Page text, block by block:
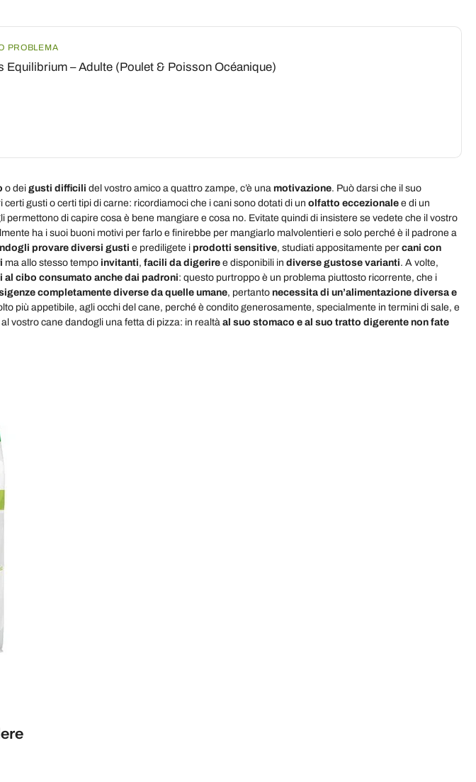
PROBLEMA
Equilibrium – Adulte (Poulet & Poisson Océanique)
o dei gusti difficili del vostro amico a quattro zampe, c’è una motivazione. Può darsi che il suo
certi gusti o certi tipi di carne: ricordiamoci che i cani sono dotati di un olfatto eccezionale e di un
di capire cosa è bene mangiare e cosa no. Evitate quindi di insistere se vedete che il vostro
ha i suoi buoni motivi per farlo e finirebbe per mangiarlo malvolentieri e solo perché è il padrone a
provare diversi gusti e prediligete i prodotti sensitive, studiati appositamente per cani con
ma allo stesso tempo invitanti, facili da digerire e disponibili in diverse gustose varianti. A volte,
al cibo consumato anche dai padroni: questo purtroppo è un problema piuttosto ricorrente, che i
completamente diverse da quelle umane, pertanto necessita di un’alimentazione diversa e
più appetibile, agli occhi del cane, perché è condito generosamente, specialmente in termini di sale, e
vostro cane dandogli una fetta di pizza: in realtà al suo stomaco e al suo tratto digerente non fate